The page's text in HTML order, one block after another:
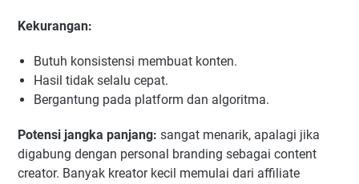
Kekurangan:
Butuh konsistensi membuat konten.
Hasil tidak selalu cepat.
Bergantung pada platform dan algoritma.
Potensi jangka panjang: sangat menarik, apalagi jika
digabung dengan personal branding sebagai content
creator. Banyak kreator kecil memulai dari affiliate